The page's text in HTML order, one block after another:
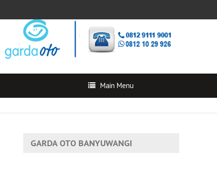
Main Menu
GARDA OTO BANYUWANGI